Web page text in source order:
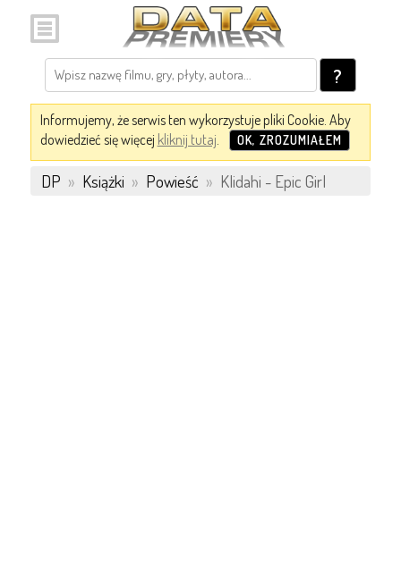
?
Informujemy, że serwis ten wykorzystuje pliki Cookie. Aby
dowiedzieć się więcej kliknij tutaj. OK, ZROZUMIAŁEM
DP » Książki » Powieść » Klidahi - Epic Girl